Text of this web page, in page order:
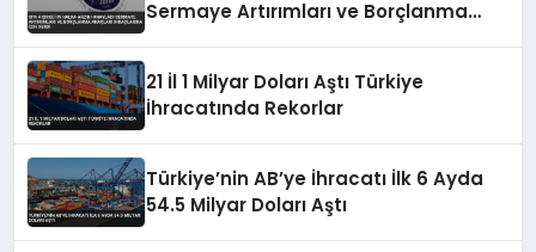
Sermaye Artırımları ve Borçlanma
21 İl 1 Milyar Doları Aştı Türkiye
İhracatında Rekorlar
Türkiye’nin AB’ye İhracatı İlk 6 Ayda
54.5 Milyar Doları Aştı